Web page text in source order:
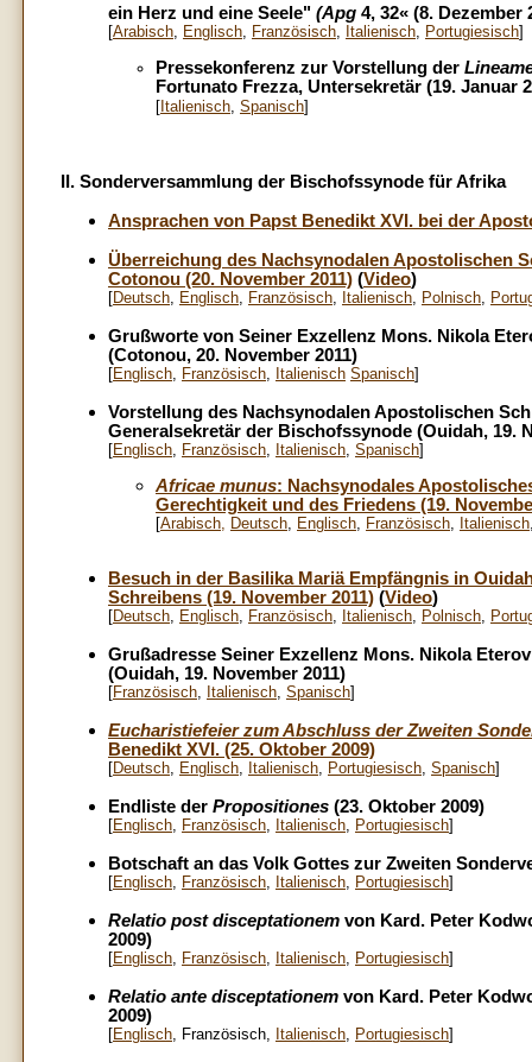
ein Herz und eine Seele" (Apg 4, 32« (8. Dezember
[Arabisch, Englisch, Französisch, Italienisch, Portugiesisch]
Pressekonferenz zur Vorstellung der
Fortunato Frezza, Untersekretär (19. Januar
[ Italienisch, Spanisch]
II. Sonderversammlung der Bischofssynode für Afrika
Ansprachen von Papst Benedikt XVI. bei der
Überreichung des Nachsynodalen Apostolischen
Cotonou (20. November 2011) (Video)
[Deutsch Englisch Französisch Italienisch Polnisch
Grußworte von Seiner Exzellenz Mons. Nikola
(Cotonou, 20. November 2011)
[Englisch Französisch Italienisch Spanisch]
Vorstellung des Nachsynodalen Apostolischen
Generalsekretär der Bischofssynode (Ouidah, 19.
[Englisch Französisch Italienisch Spanisch]
Africae munus: Nachsynodales
Gerechtigkeit und des Friedens (19.
[Arabisch, Deutsch, Englisch, Französisch, Italienisch
Besuch in der Basilika Mariä Empfängnis in
Schreibens (19. November 2011) (Video)
[Deutsch, Englisch, Französisch, Italienisch, Polnisch,
Grußadresse Seiner Exzellenz Mons. Nikola
(Ouidah, 19. November 2011)
[Französisch, Italienisch, Spanisch]
Eucharistiefeier zum Abschluss der Zweiten
Benedikt XVI. (25. Oktober 2009)
[Deutsch, Englisch, Italienisch, Portugiesisch, Spanisch]
Endliste der Propositiones (23. Oktober 2009)
[Englisch, Französisch, Italienisch, Portugiesisch]
Botschaft an das Volk Gottes zur Zweiten
[Englisch, Französisch, Italienisch, Portugiesisch]
Relatio post disceptationem von Kard. Peter
2009)
[Englisch, Französisch, Italienisch, Portugiesisch]
Relatio ante disceptationem von Kard. Peter
2009)
[Englisch, Französisch, Italienisch, Portugiesisch]